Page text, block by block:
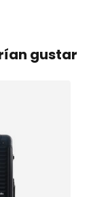
gustar